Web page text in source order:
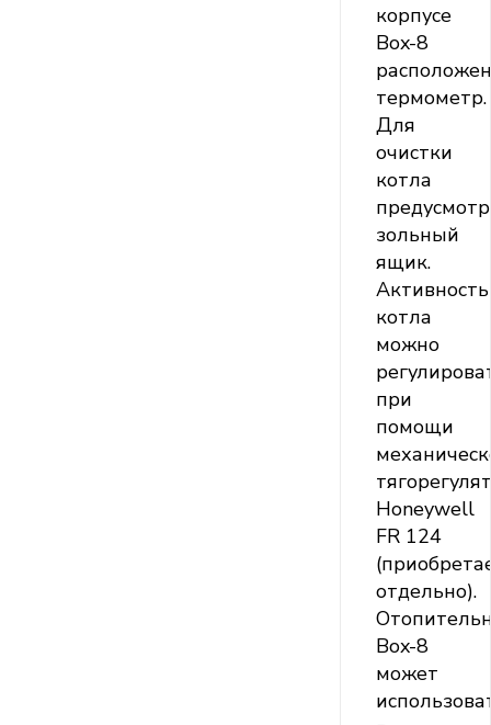
корпусе
Box-8
расположен
термометр.
Для
очистки
котла
зольный
ящик.
Активность
котла
можно
при
помощи
Honeywell
FR 124
отдельно).
Box-8
может